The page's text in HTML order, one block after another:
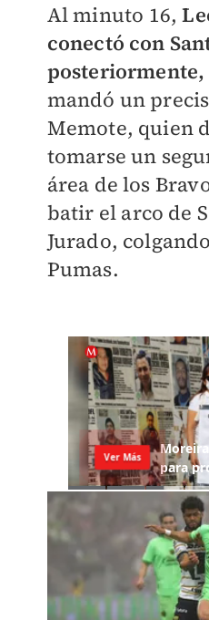
Al minuto 16,
conectó con
posteriormente,
mandó un
Memote, quien
tomarse un
área de los
batir el arco de
Jurado,
Pumas.